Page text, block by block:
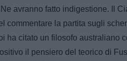
avranno fatto indigestione. Il
commentare la partita sugli
ha citato un filosofo australiano
il pensiero del teorico di